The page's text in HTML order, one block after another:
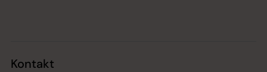
Kontakt